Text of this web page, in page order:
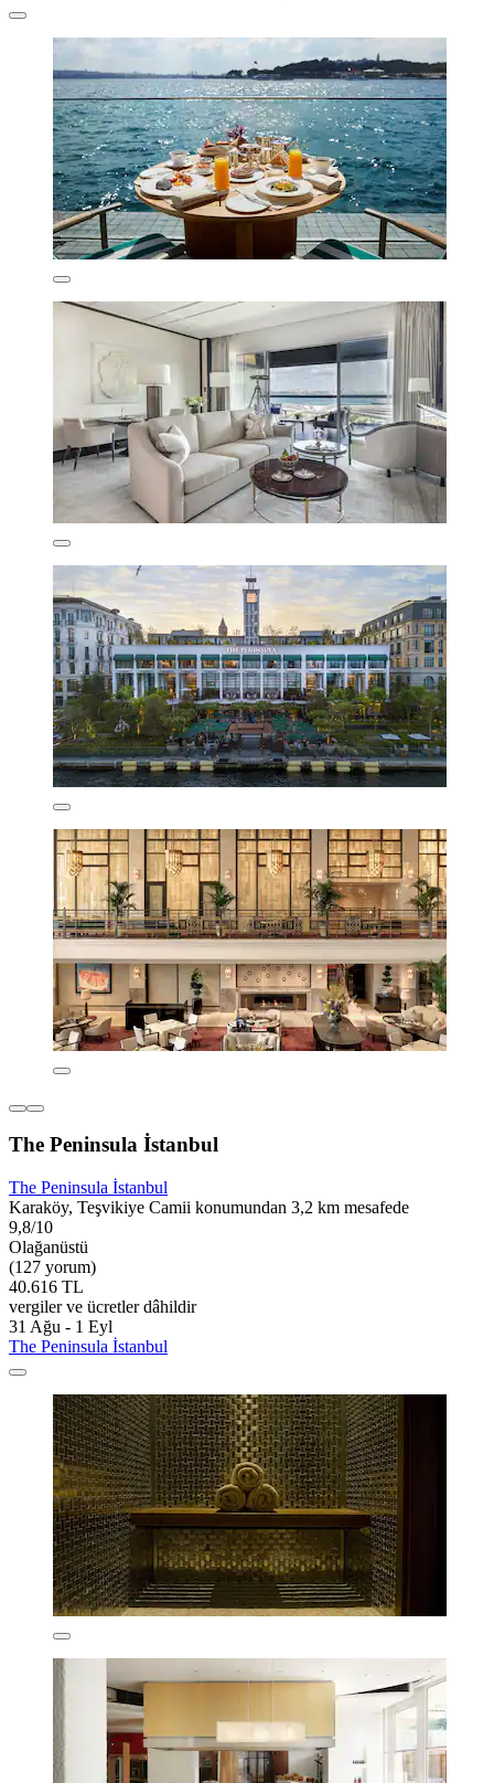
The Peninsula İstanbul
The Peninsula İstanbul
Karaköy, Teşvikiye Camii konumundan 3,2 km mesafede
9,8/10
Olağanüstü
(127 yorum)
40.616 TL
vergiler ve ücretler dâhildir
31 Ağu - 1 Eyl
The Peninsula İstanbul